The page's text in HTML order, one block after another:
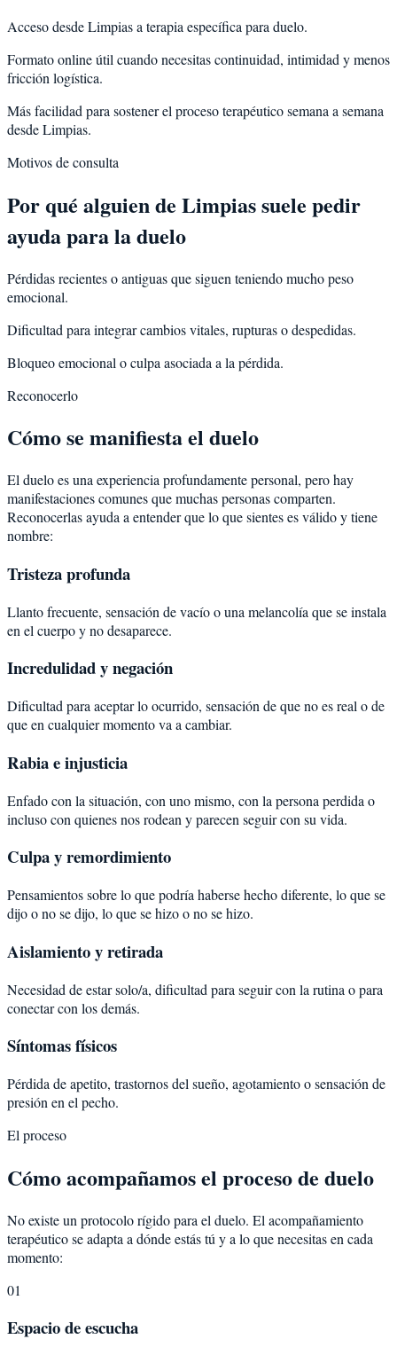
Acceso desde Limpias a terapia específica para duelo.
Formato online útil cuando necesitas continuidad, intimidad y menos
fricción logística.
Más facilidad para sostener el proceso terapéutico semana a semana
desde Limpias.
Motivos de consulta
Por qué alguien de Limpiassuele pedir
ayuda para laduelo
Pérdidas recientes o antiguas que siguen teniendo mucho peso
emocional.
Dificultad para integrar cambios vitales, rupturas o despedidas.
Bloqueo emocional o culpa asociada a la pérdida.
Reconocerlo
Cómo se manifiesta el duelo
El duelo es una experiencia profundamente personal, pero hay
manifestaciones comunes que muchas personas comparten.
Reconocerlas ayuda a entender que lo que sientes es válido y tiene
nombre:
Tristeza profunda
Llanto frecuente, sensación de vacío o una melancolía que se instala
en el cuerpo y no desaparece.
Incredulidad y negación
Dificultad para aceptar lo ocurrido, sensación de que no es real o de
que en cualquier momento va a cambiar.
Rabia e injusticia
Enfado con la situación, con uno mismo, con la persona perdida o
incluso con quienes nos rodean y parecen seguir con su vida.
Culpa y remordimiento
Pensamientos sobre lo que podría haberse hecho diferente, lo que se
dijo o no se dijo, lo que se hizo o no se hizo.
Aislamiento y retirada
Necesidad de estar solo/a, dificultad para seguir con la rutina o para
conectar con los demás.
Síntomas físicos
Pérdida de apetito, trastornos del sueño, agotamiento o sensación de
presión en el pecho.
El proceso
Cómo acompañamos el proceso de duelo
No existe un protocolo rígido para el duelo. El acompañamiento
terapéutico se adapta a dónde estás tú y a lo que necesitas en cada
momento:
01
Espacio de escucha